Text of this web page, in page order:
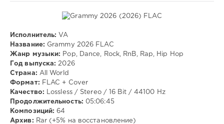
Музыка
VANGOG19
Rock
Исполнитель: VA
Название: Grammy 2026 FLAC
Жанр музыки:
Pop, Dance, Rock, RnB, Rap, Hip Hop
Год выпуска: 2026
Страна: All World
Формат: FLAC + Cover
Качество: Lossless / Stereo / 16 Bit / 44100 Hz
Продолжительность: 05:06:45
Композиций: 64
Архив: Rar (+5% на восстановление)